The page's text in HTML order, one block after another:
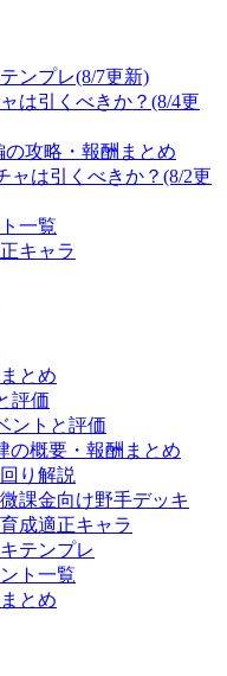
ンプレ(8/7更新)
は引くべきか？(8/4更
攻略・報酬まとめ
ャは引くべきか？(8/2更
一覧
キャラ
とめ
評価
ントと評価
の概要・報酬まとめ
り解説
課金向け野手デッキ
成適正キャラ
テンプレ
ト一覧
とめ